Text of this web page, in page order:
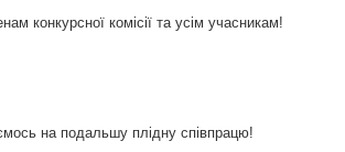
конкурсної комісії та усім учасникам!
на подальшу плідну співпрацю!